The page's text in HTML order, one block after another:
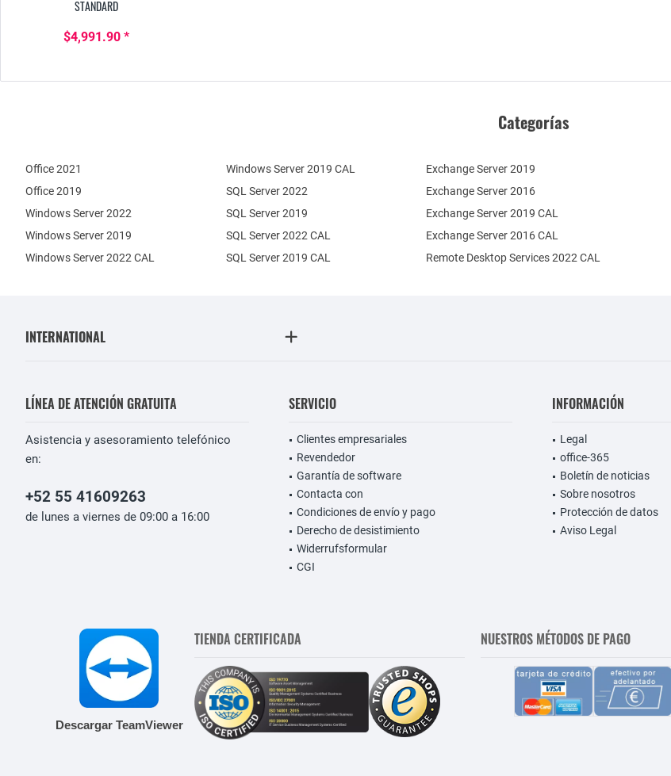
STANDARD
$4,991.90 *
Categorías
Office 2021
Office 2019
Windows Server 2022
Windows Server 2019
Exchange Server 2019
Exchange Server 2016
SQL Server 2022
SQL Server 2019
Windows Server 2022 CAL
Windows Server 2019 CAL
SQL Server 2022 CAL
SQL Server 2019 CAL
Remote Desktop Services 2022 CAL
Exchange Server 2019 CAL
Exchange Server 2016 CAL
INTERNATIONAL
LÍNEA DE ATENCIÓN GRATUITA
Asistencia y asesoramiento telefónico
en:
+52 55 41609263
de lunes a viernes de 09:00 a 16:00
SERVICIO
Clientes empresariales
Revendedor
Garantía de software
Contacta con
Condiciones de envío y pago
Derecho de desistimiento
Widerrufsformular
CGI
INFORMACIÓN
Legal
office-365
Boletín de noticias
Sobre nosotros
Protección de datos
Aviso Legal
Descargar TeamViewer
TIENDA CERTIFICADA NUESTROS MÉTODOS DE PAGO